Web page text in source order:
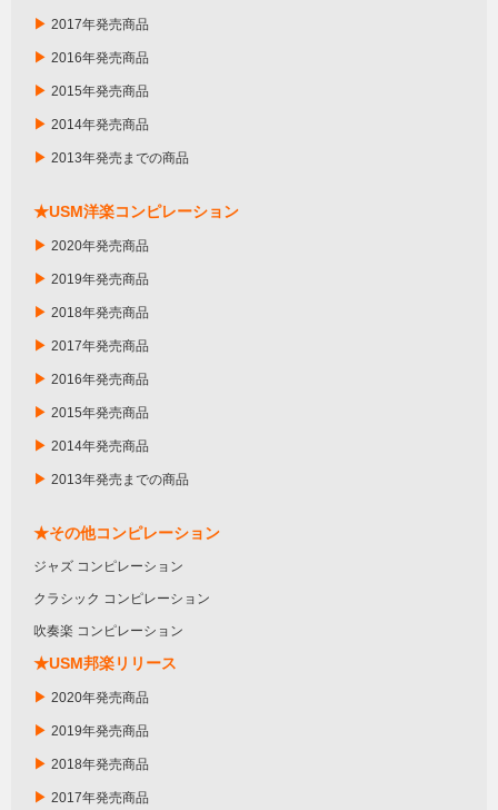
▶ 2017年発売商品
▶ 2016年発売商品
▶ 2015年発売商品
▶ 2014年発売商品
▶ 2013年発売までの商品
★USM洋楽コンピレーション
▶ 2020年発売商品
▶ 2019年発売商品
▶ 2018年発売商品
▶ 2017年発売商品
▶ 2016年発売商品
▶ 2015年発売商品
▶ 2014年発売商品
▶ 2013年発売までの商品
★その他コンピレーション
ジャズ コンピレーション
クラシック コンピレーション
吹奏楽 コンピレーション
★USM邦楽リリース
▶ 2020年発売商品
▶ 2019年発売商品
▶ 2018年発売商品
▶ 2017年発売商品